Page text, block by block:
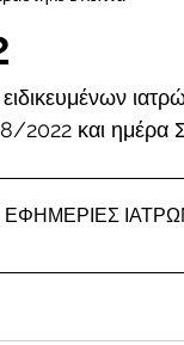
2022 και ημέρα
ΕΦΗΜΕΡΙΕΣ